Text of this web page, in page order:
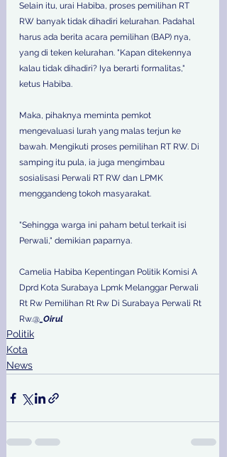
Selain itu, urai Habiba, proses pemilihan RT
RW banyak tidak dihadiri kelurahan. Padahal
harus ada berita acara pemilihan (BAP) nya,
yang di teken kelurahan. "Kapan ditekennya
kalau tidak dihadiri? Iya berarti formalitas,"
ketus Habiba.
Maka, pihaknya meminta pemkot
mengevaluasi lurah yang malas terjun ke
bawah. Mengikuti proses pemilihan RT RW. Di
samping itu pula, ia juga mengimbau
sosialisasi Perwali RT RW dan LPMK
menggandeng tokoh masyarakat.
"Sehingga warga ini paham betul terkait isi
Perwali," demikian paparnya.
Camelia Habiba Kepentingan Politik Komisi A
Dprd Kota Surabaya Lpmk Melanggar Perwali
Rt Rw Pemilihan Rt Rw Di Surabaya Perwali Rt
Rw.@ _Oirul
Politik
Kota
News